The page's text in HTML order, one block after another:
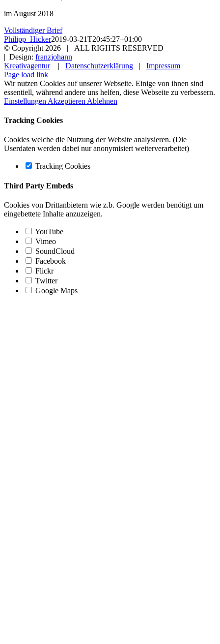
im August 2018
Vollständiger Brief
Philipp_Hicker2019-03-21T20:45:27+01:00
© Copyright 2026 | ALL RIGHTS RESERVED
| Design: franzjohann
Kreativagentur| Datenschutzerklärung | Impressum
Page load link
Wir nutzen Cookies auf unserer Webseite. Einige von ihnen sind
essentiell, während andere uns helfen, diese Webseite zu verbessern.
Einstellungen Akzeptieren Ablehnen
Tracking Cookies
Cookies welche die Nutzung der Website analysieren. (Die
Userdaten werden dabei nur anonymisiert weiterverarbeitet)
Tracking Cookies
Third Party Embeds
Cookies von Drittanbietern wie z.b. Google werden benötigt um
eingebettete Inhalte anzuzeigen.
YouTube
Vimeo
SoundCloud
Facebook
Flickr
Twitter
Google Maps